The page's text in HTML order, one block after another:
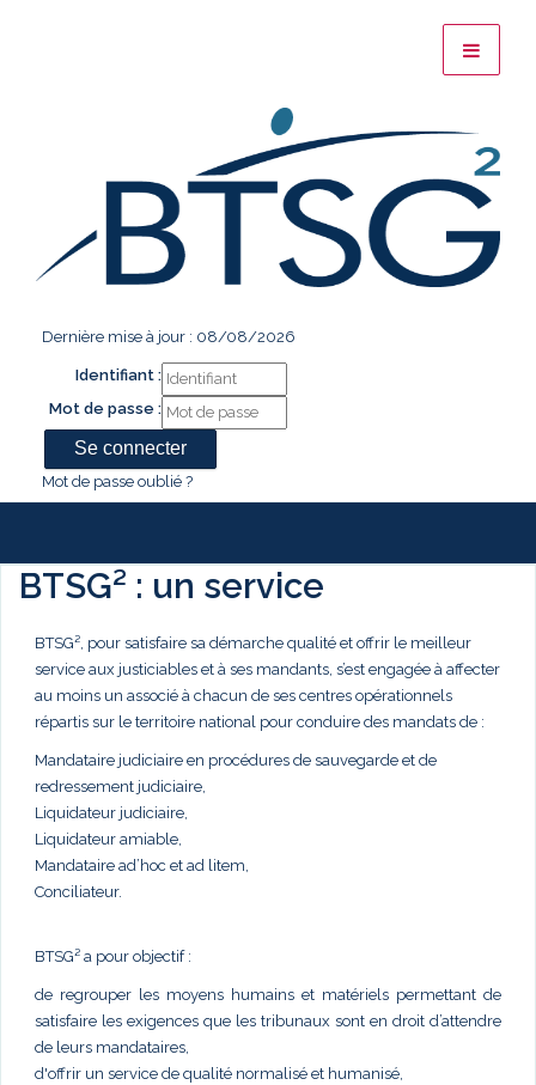
Dernière mise à jour : 08/08/2026
Identifiant :
Mot de passe :
Mot de passe oublié ?
BTSG² : un service
BTSG², pour satisfaire sa démarche qualité et offrir le meilleur
service aux justiciables et à ses mandants, s’est engagée à affecter
au moins un associé à chacun de ses centres opérationnels
répartis sur le territoire national pour conduire des mandats de :
Mandataire judiciaire en procédures de sauvegarde et de
redressement judiciaire,
Liquidateur judiciaire,
Liquidateur amiable,
Mandataire ad’hoc et ad litem,
Conciliateur.
BTSG² a pour objectif :
de regrouper les moyens humains et matériels permettant de
satisfaire les exigences que les tribunaux sont en droit d’attendre
de leurs mandataires,
d'offrir un service de qualité normalisé et humanisé,